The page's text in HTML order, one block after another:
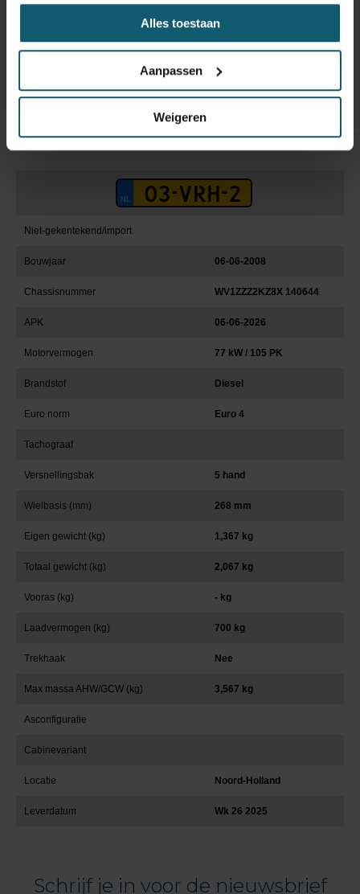
Alles toestaan
Aanpassen
Weigeren
Hefvermogen
Constructie beschrijving
Niet-gekentekend/import
Bouwjaar 06-06-2008
Chassisnummer WV1ZZZ2KZ8X 140644
APK 06-06-2026
Motorvermogen 77 kW / 105 PK
Brandstof Diesel
Euro norm Euro 4
Tachograaf
Versnellingsbak 5 hand
Wielbasis (mm) 268 mm
Eigen gewicht (kg) 1,367 kg
Totaal gewicht (kg) 2,067 kg
Vooras (kg) - kg
Laadvermogen (kg) 700 kg
Trekhaak Nee
Max massa AHW/GCW (kg) 3,567 kg
Asconfiguratie
Cabinevariant
Locatie Noord-Holland
Leverdatum Wk 26 2025
Schrijf je in voor de nieuwsbrief